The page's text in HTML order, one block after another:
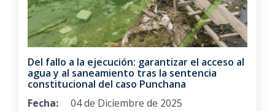
Del fallo a la ejecución: garantizar el acceso al
agua y al saneamiento tras la sentencia
constitucional del caso Punchana
Fecha:
04 de Diciembre de 2025